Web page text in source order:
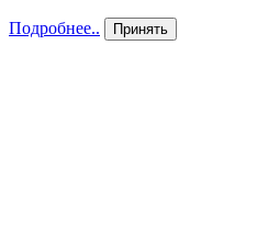
Подробнее.. Принять